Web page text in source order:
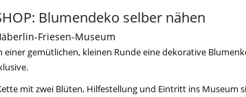
Blumendeko selber nähen
Friesen-Museum
einer gemütlichen, kleinen Runde eine dekorative
mit zwei Blüten, Hilfestellung und Eintritt ins Museum